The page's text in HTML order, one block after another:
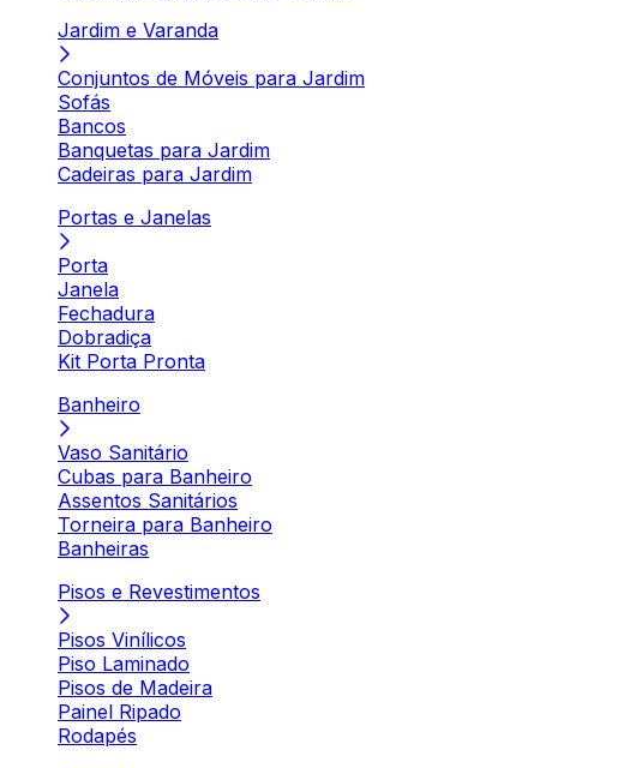
Jardim e Varanda
Conjuntos de Móveis para Jardim
Sofás
Bancos
Banquetas para Jardim
Cadeiras para Jardim
Portas e Janelas
Porta
Janela
Fechadura
Dobradiça
Kit Porta Pronta
Banheiro
Vaso Sanitário
Cubas para Banheiro
Assentos Sanitários
Torneira para Banheiro
Banheiras
Pisos e Revestimentos
Pisos Vinílicos
Piso Laminado
Pisos de Madeira
Painel Ripado
Rodapés